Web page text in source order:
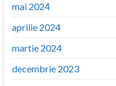
mai 2024
aprilie 2024
martie 2024
decembrie 2023